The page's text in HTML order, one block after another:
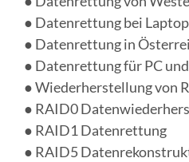
● Datenrettung bei
● Datenrettung in
● Datenrettung für PC
● Wiederherstellung von
● RAID0
● RAID1 Datenrettung
● RAID5